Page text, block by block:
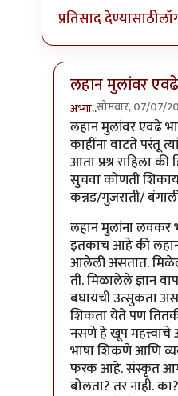
प्रतिसाद देण्यासाठी
लहान मुलांवर
अभ्या..सोमवार, 07/07/
In reply toसहमत
लहान मुलांवर एवढे
काहींना वाटते परंतू
आता प्रश्न राहिला
सुचवा कोणती
कन्नड/गुजराती/
लहान मुलांना लवकर
इतकाच आहे की
आलेली असतात. मिळेल
ती. मिळालेले ज्ञान
बघायची उत्सुकता
शिकता येते पण
नसणे हे खूप
भाषा शिकणे आणि
फरक आहे. संस्कृत
बोलता? तर नाही.